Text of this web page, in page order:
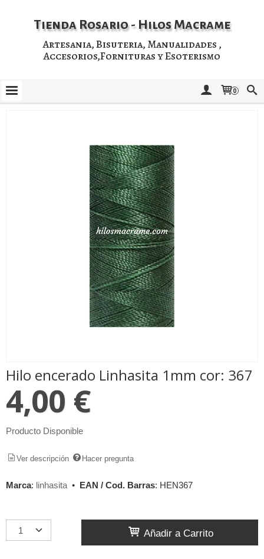
Tienda Rosario - Hilos Macrame
Artesania, Bisuteria, Manualidades ,
Accesorios,Fornituras y Esoterismo
0
Hilo encerado Linhasita 1mm cor: 367
4,00 €
Producto Disponible
Ver descripción Hacer pregunta
Marca: linhasita • EAN / Cod. Barras: HEN367
Añadir a Carrito